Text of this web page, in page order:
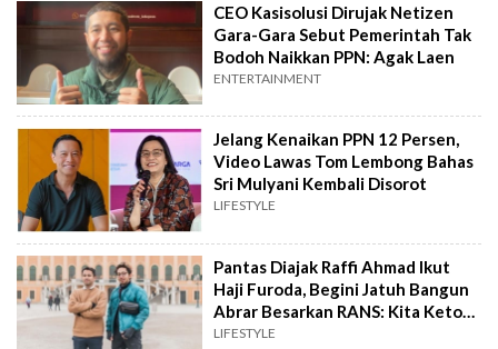
CEO Kasisolusi Dirujak Netizen
Gara-Gara Sebut Pemerintah Tak
Bodoh Naikkan PPN: Agak Laen
ENTERTAINMENT
Jelang Kenaikan PPN 12 Persen,
Video Lawas Tom Lembong Bahas
Sri Mulyani Kembali Disorot
LIFESTYLE
Pantas Diajak Raffi Ahmad Ikut
Haji Furoda, Begini Jatuh Bangun
Abrar Besarkan RANS: Kita Ketok
Satu-satu
LIFESTYLE